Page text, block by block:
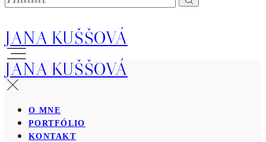
JANA KUŠŠOVÁ
JANA KUŠŠOVÁ
O MNE
PORTFÓLIO
KONTAKT